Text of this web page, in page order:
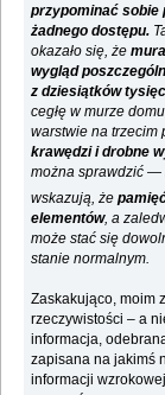
przypominać sobie
żadnego dostępu.
okazało się, że
wygląd
z dziesiątków
cegłę w murze
warstwie na trzecim
krawędzi i drobne
można sprawdzić
wskazują, że
elementów, a
może stać się
stanie normalnym.
Zaskakująco, moim
rzeczywistości – a
informacja,
zapisana na jakimś
informacji